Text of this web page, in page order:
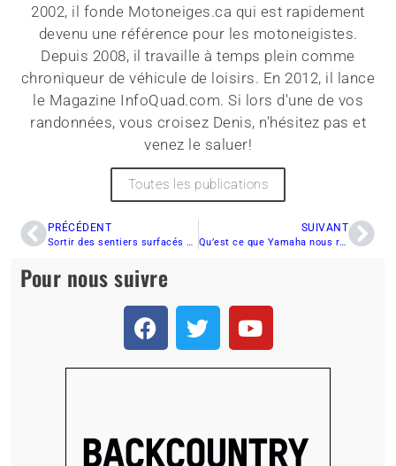
2002, il fonde Motoneiges.ca qui est rapidement
devenu une référence pour les motoneigistes.
Depuis 2008, il travaille à temps plein comme
chroniqueur de véhicule de loisirs. En 2012, il lance
le Magazine InfoQuad.com. Si lors d'une de vos
randonnées, vous croisez Denis, n'hésitez pas et
venez le saluer!
Toutes les publications
PRÉCÉDENT
Sortir des sentiers surfacés met en péril le sport de la motoneige, point final !
SUIVANT
Qu’est ce que Yamaha nous réserve pour 2022 ?
Pour nous suivre